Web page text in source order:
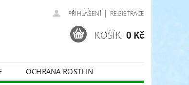
PŘIHLÁŠENÍ | REGISTRACE
KOŠÍK: 0 Kč
OCHRANA ROSTLIN